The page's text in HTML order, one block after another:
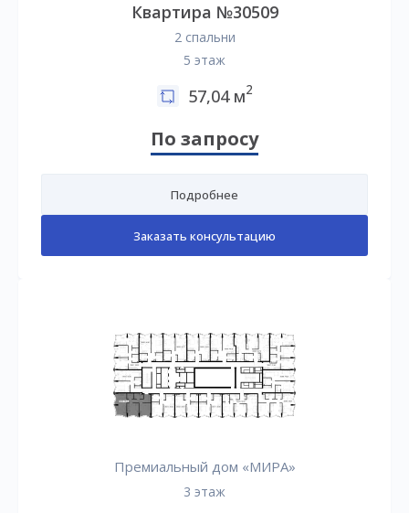
Квартира №30509
2 спальни
5 этаж
57,04 м2
По запросу
Подробнее
Заказать консультацию
Премиальный дом «МИРА»
3 этаж